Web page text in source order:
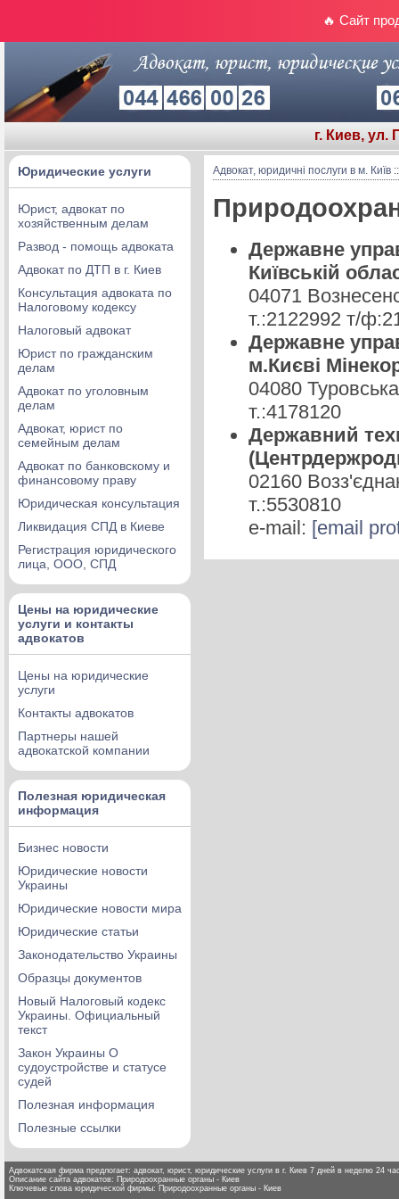
🔥 Сайт
г. Киев, ул.
Юридические услуги
Юрист, адвокат по
хозяйственным делам
Развод - помощь адвоката
Адвокат по ДТП в г. Киев
Консультация адвоката по
Налоговому кодексу
Налоговый адвокат
Юрист по гражданским
делам
Адвокат по уголовным
делам
Адвокат, юрист по
семейным делам
Адвокат по банковскому и
финансовому праву
Юридическая консультация
Ликвидация СПД в Киеве
Регистрация юридического
лица, ООО, СПД
Цены на юридические
услуги и контакты
адвокатов
Цены на юридические
услуги
Контакты адвокатов
Партнеры нашей
адвокатской компании
Полезная юридическая
информация
Бизнес новости
Юридические новости
Украины
Юридические новости мира
Юридические статьи
Законодательство Украины
Образцы документов
Новый Налоговый кодекс
Украины. Официальный
текст
Закон Украины О
судоустройстве и статусе
судей
Полезная информация
Полезные ссылки
Адвокат, юридичні послуги в м. Київ
Державне
Київській
04071
т.:2122992 т/
Державне
м.Києві
04080
т.:4178120
Державний
02160
т.:5530810
e-mail: [email
Адвокатская фирма предлогает: адвокат, юрист, юридические услуги в г. Киев 7 дней в неделю 24
Описание сайта адвокатов: Природоохранные органы - Киев
Ключевые слова юридической фирмы: Природоохранные органы - Киев